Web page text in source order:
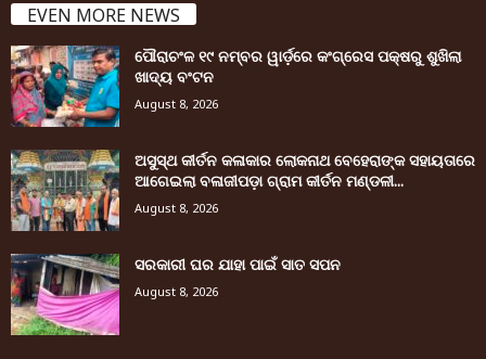
EVEN MORE NEWS
ପୌରାଚଂଳ ୧୯ ନମ୍ବର ୱାର୍ଡ଼ରେ କଂଗ୍ରେସ ପକ୍ଷରୁ ଶୁଖିଲା
ଖାଦ୍ୟ ବଂଟନ
August 8, 2026
ଅସୁସ୍ଥ କୀର୍ତନ କଳାକାର ଲୋକନାଥ ବେହେରାଙ୍କ ସହାୟତାରେ
ଆଗେଇଲା ବଳାଜୀପଡ଼ା ଗ୍ରାମ କୀର୍ତନ ମଣ୍ଡଳୀ...
August 8, 2026
ସରକାରୀ ଘର ଯାହା ପାଇଁ ସାତ ସପନ
August 8, 2026